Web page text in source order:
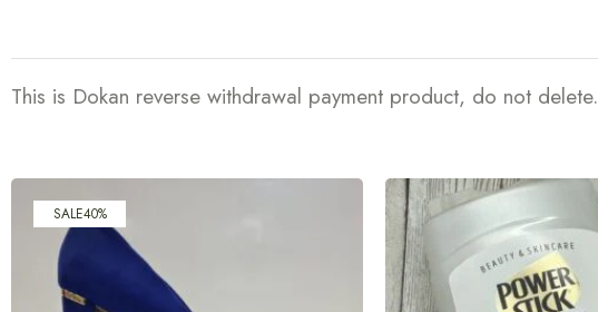
This is Dokan reverse withdrawal payment product, do not delete.
SALE40%